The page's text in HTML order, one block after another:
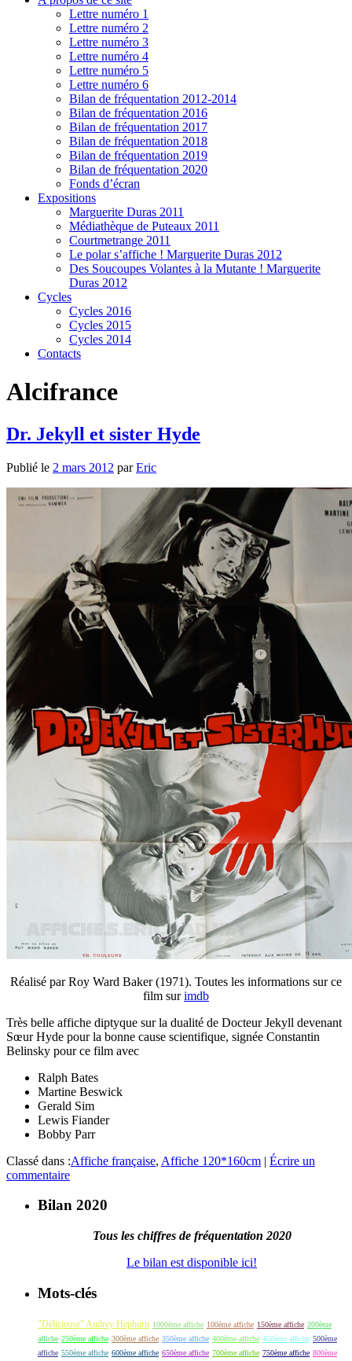
Lettre numéro 1
Lettre numéro 2
Lettre numéro 3
Lettre numéro 4
Lettre numéro 5
Lettre numéro 6
Bilan de fréquentation 2012-2014
Bilan de fréquentation 2016
Bilan de fréquentation 2017
Bilan de fréquentation 2018
Bilan de fréquentation 2019
Bilan de fréquentation 2020
Fonds d’écran
Expositions
Marguerite Duras 2011
Médiathèque de Puteaux 2011
Courtmetrange 2011
Le polar s’affiche ! Marguerite Duras 2012
Des Soucoupes Volantes à la Mutante ! Marguerite
Duras 2012
Cycles
Cycles 2016
Cycles 2015
Cycles 2014
Contacts
Alcifrance
Dr. Jekyll et sister Hyde
Publié le 2 mars 2012 parEric
Réalisé par Roy Ward Baker (1971). Toutes les informations sur ce
film surimdb
Très belle affiche diptyque sur la dualité de Docteur Jekyll devenant
Sœur Hyde pour la bonne cause scientifique, signée Constantin
Belinsky pour ce film avec
Ralph Bates
Martine Beswick
Gerald Sim
Lewis Fiander
Bobby Parr
Classé dans :Affiche française, Affiche 120*160cm | Écrire un
commentaire
Bilan 2020
Tous les chiffres de fréquentation 2020
Le bilan est disponible ici!
Mots-clés
"Délicieuse" Audrey Hepburn 1000ème affiche 100ème affiche 150ème affiche 200ème
affiche 250ème affiche 300ème affiche 350ème affiche 400ème affiche 450ème affiche 500ème
affiche 550ème affiche 600ème affiche 650ème affiche 700ème affiche 750ème affiche 800ème